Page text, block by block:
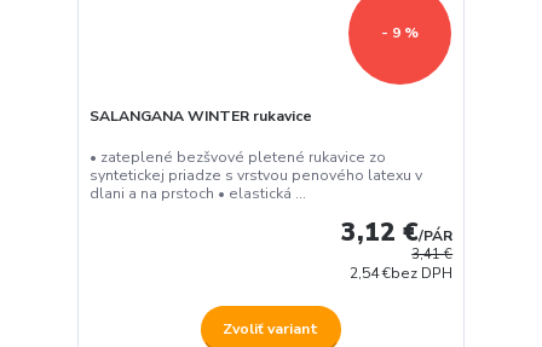
- 9 %
SALANGANA WINTER rukavice
• zateplené bezšvové pletené rukavice zo
syntetickej priadze s vrstvou penového latexu v
dlani a na prstoch • elastická ...
3,41 €
3,12 €/PÁR
2,54 €bez DPH
Zvoliť variant